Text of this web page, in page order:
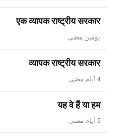
एक व्यापक राष्ट्रीय सरकार
يومين مضى
व्यापक राष्ट्रीय सरकार
4 أيام مضى
यह वे हैं या हम
5 أيام مضى